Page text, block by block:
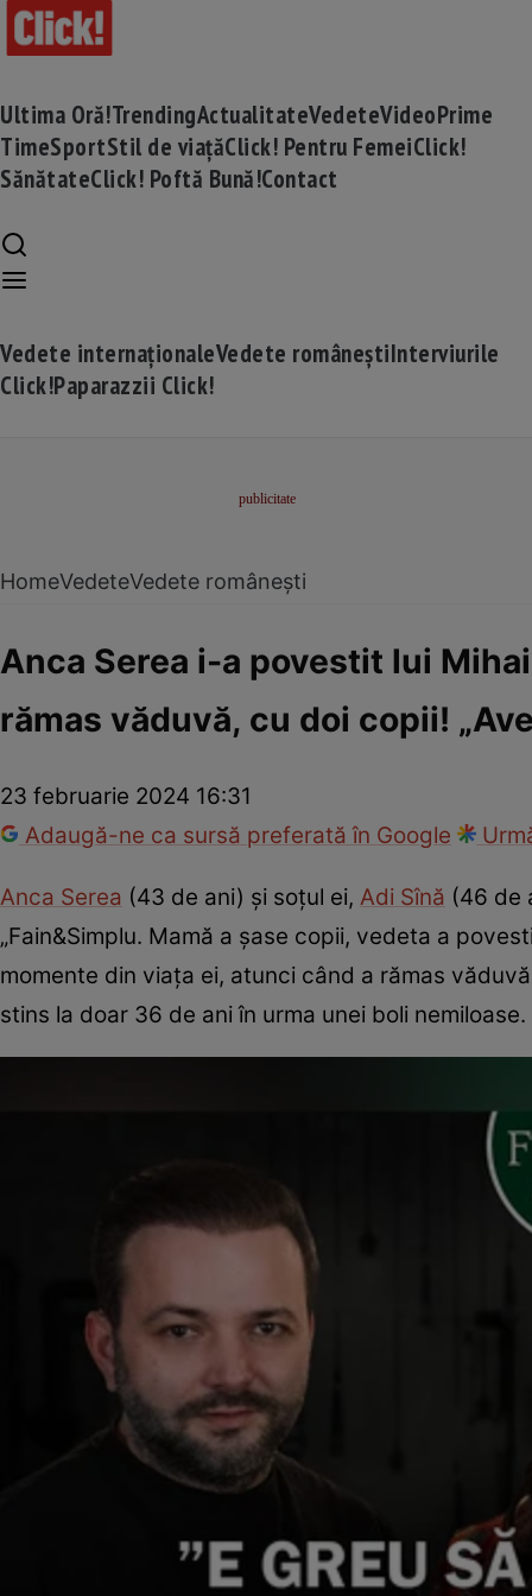
Ultima Oră!TrendingActualitateVedeteVideoPrime
TimeSportStil de viațăClick! Pentru FemeiClick!
SănătateClick! Poftă Bună!Contact
Vedete internaționaleVedete româneștiInterviurile
Click!Paparazzii Click!
HomeVedeteVedete românești
Anca Serea i-a povestit lui
rămas văduvă, cu doi copii!
23 februarie 2024 16:31
Adaugă-ne ca sursă preferată în Google
Anca Serea (43 de ani) și soțul ei, Adi Sînă (46 de
„Fain&Simplu. Mamă a șase copii, vedeta a
momente din viața ei, atunci când a rămas
stins la doar 36 de ani în urma unei boli nemiloase.